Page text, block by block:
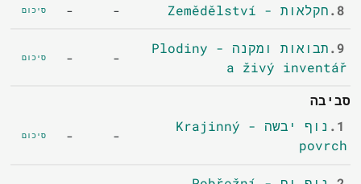
8. חקלאות - Zemědělství -
- סיכום
9.
תבואות ומקנה - Plodiny
a živý inventář
-
- סיכום
סביבה
1.
נוף יבשה - Krajinný
povrch
-
- סיכום